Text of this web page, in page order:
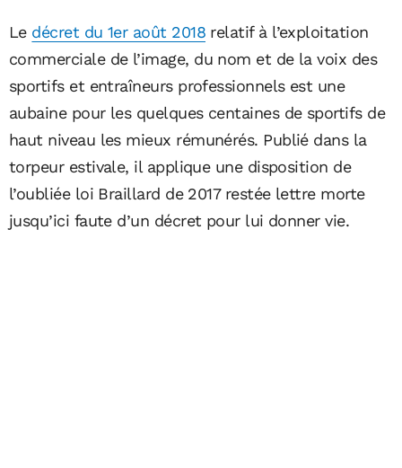
Le décret du 1er août 2018relatif à l’exploitation
commerciale de l’image, du nom et de la voix des
sportifs et entraîneurs professionnels est une
aubaine pour les quelques centaines de sportifs de
haut niveau les mieux rémunérés. Publié dans la
torpeur estivale, il applique une disposition de
l’oubliée loi Braillard de 2017 restée lettre morte
jusqu’ici faute d’un décret pour lui donner vie.